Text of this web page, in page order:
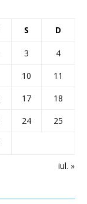
S D
iul. »
3
4
10
11
17
18
24
25